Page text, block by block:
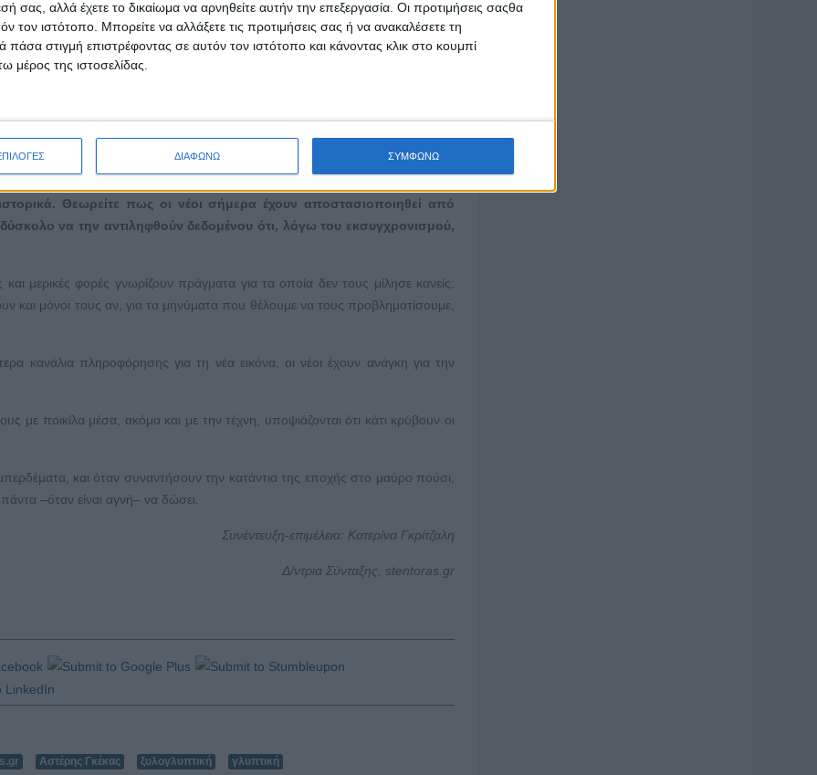
σας, αλλά έχετε το δικαίωμα να αρνηθείτε αυτήν την επεξεργασία. Οι προτιμήσεις σαςθα
τον ιστότοπο. Μπορείτε να αλλάξετε τις προτιμήσεις σας ή να ανακαλέσετε τη
στιγμή επιστρέφοντας σε αυτόν τον ιστότοπο και κάνοντας κλικ στο κουμπί
μέρος της ιστοσελίδας.
ΔΙΑΦΩΝΩ ΣΥΜΦΩΝΩ
και προτιμούν να εκφράζονται μέσω της τέχνης τους. Ισχύει
με υπερβολές, ακόμα και με φλυαρία για θέματα που πιστεύω. Άμα δεν
διάθεση και επιθετική επιμονή.
και θυμού για ό,τι άδικο αναπνέει.
Θεωρείτε πως οι νέοι σήμερα έχουν αποστασιοποιηθεί από
δύσκολο να την αντιληφθούν δεδομένου ότι, λόγω του εκσυγχρονισμού,
μερικές φορές γνωρίζουν πράγματα για τα οποία δεν τους μίλησε κανείς.
και μόνοι τους αν, για τα μηνύματα που θέλουμε να τους προβληματίσουμε,
κανάλια πληροφόρησης για τη νέα εικόνα, οι νέοι έχουν ανάγκη για την
με ποικίλα μέσα, ακόμα και με την τέχνη, υποψιάζονται ότι κάτι κρύβουν οι
και όταν συναντήσουν την κατάντια της εποχής στο μαύρο πούσι,
–όταν είναι αγνή– να δώσει.
Συνέντευξη-επιμέλεια: Κατερίνα Γκρίτζαλη
Δ/ντρια Σύνταξης, stentoras.gr
Αστέρης Γκέκας ξυλογλυπτική γλυπτική